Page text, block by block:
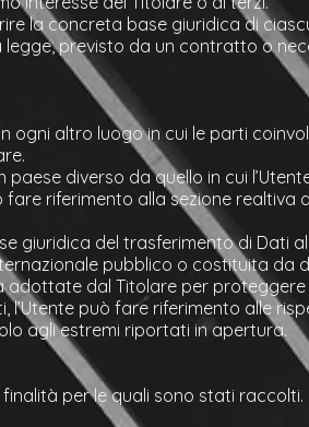
la concreta base giuridica di
previsto da un contratto o
ogni altro luogo in cui le parti
diverso da quello in cui
riferimento alla sezione realtiva
giuridica del trasferimento di Dati al
pubblico o costituita da
adottate dal Titolare per proteggere
può fare riferimento alle
agli estremi riportati in apertura.
per le quali sono stati raccolti.